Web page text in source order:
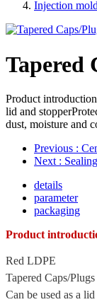
Injection
Tapered
Product
lid and
dust, moisture and
Previous :
Next :
details
parameter
packaging
Product
Red LDPE
Tapered Caps/Plugs
Can be used as a